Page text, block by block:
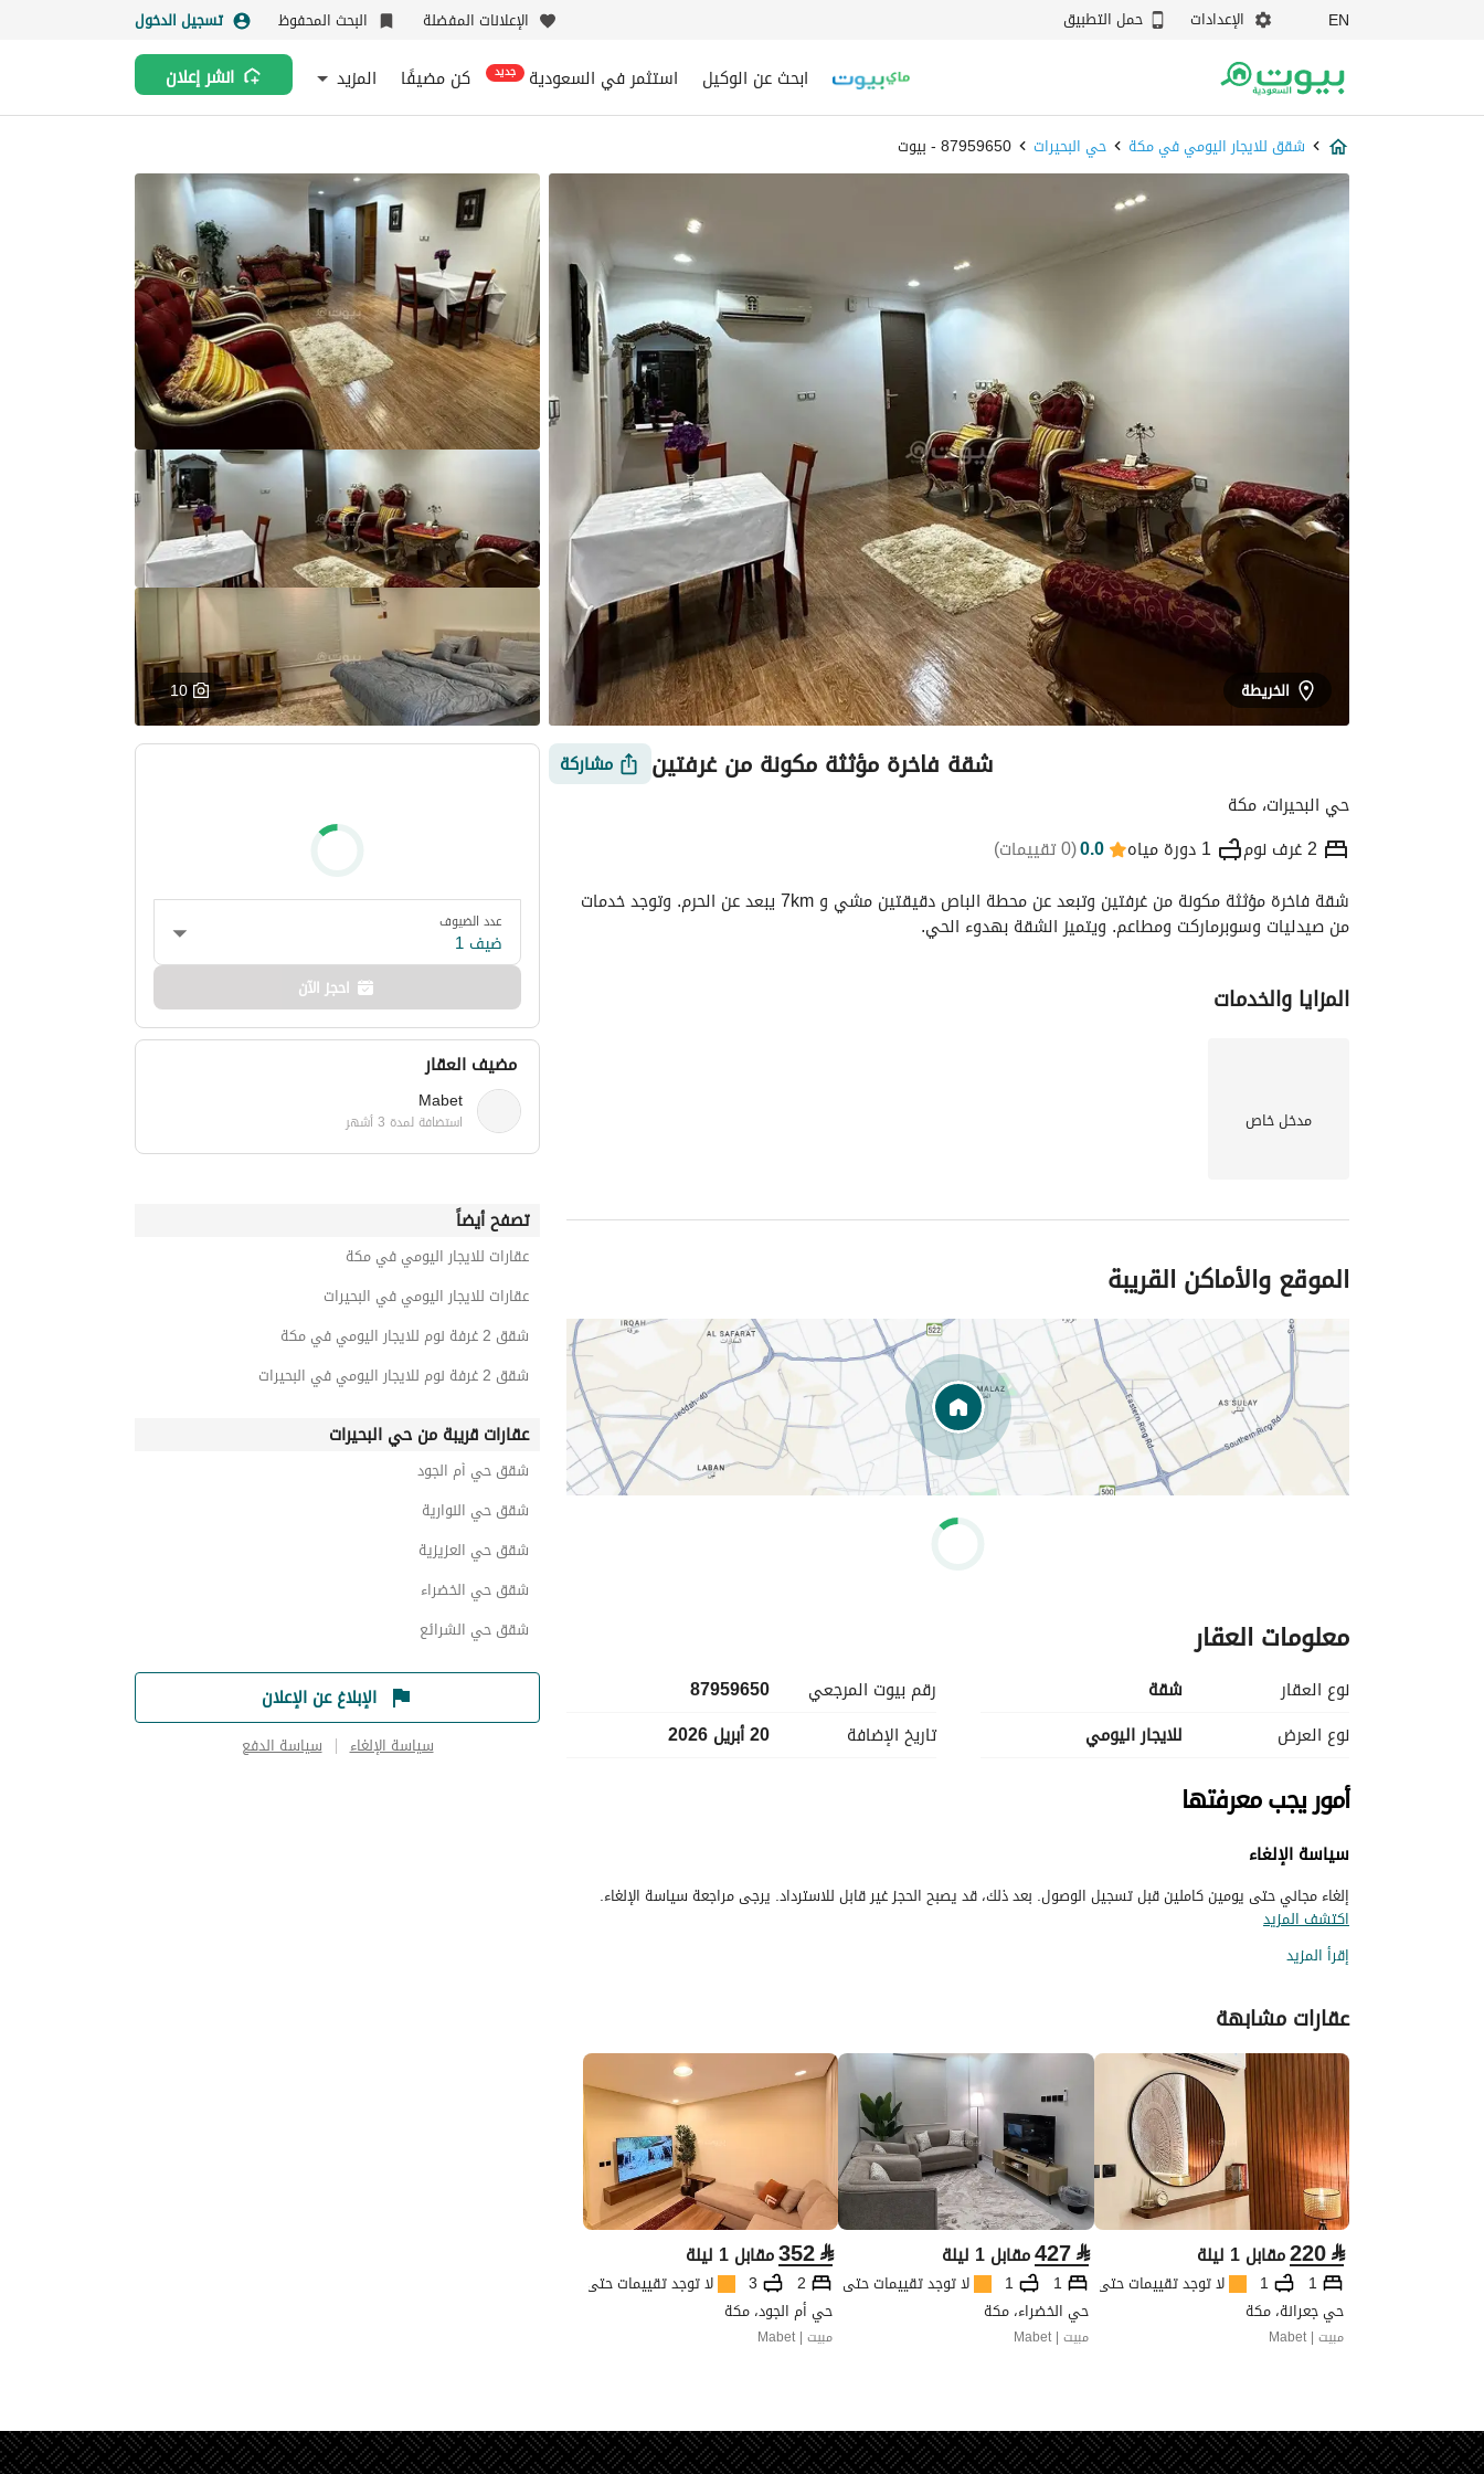
EN الإعدادات حمل التطبيق الإعلانات المفضلة البحث المحفوظ تسجيل الدخول
ابحث عن الوكيل استثمر في السعودية جديد كن مضيفًا المزيد انشر إعلان
شقق للايجار اليومي في مكة حي البحيرات 87959650 - بيوت
الخريطة 10
شقة فاخرة مؤثثة مكونة من غرفتين
مشاركة
حي البحيرات، مكة
2 غرف نوم 1 دورة مياه 0.0
(0 تقييمات )
التفاصيل الموقع والأماكن القريبة معلومات وزارة السياحة أمور يجب معرفتها من صيدليات وسوبرماركت ومطاعم. ويتميز الشقة بهدوء الحي.
المزايا والخدمات
مدخل خاص
الموقع والأماكن القريبة
معلومات العقار
نوع العقار
شقة
نوع العرض
للايجار اليومي
رقم بيوت المرجعي
87959650
تاريخ الإضافة
20 أبريل 2026
أمور يجب معرفتها
سياسة الإلغاء
إلغاء مجاني حتى يومين كاملين قبل تسجيل الوصول. بعد ذلك، قد يصبح الحجز غير قابل للاسترداد. يرجى مراجعة سياسة الإلغاء.
اكتشف المزيد
إقرأ المزيد
عقارات مشابهة
⃁
220مقابل 1 ليلة
1
1
لا توجد تقييمات حتى الآن
حي جعرانة، مكة
مبيت | Mabet
⃁
427مقابل 1 ليلة
1
1
لا توجد تقييمات حتى الآن
حي الخضراء، مكة
مبيت | Mabet
⃁
352مقابل 1 ليلة
2
3
لا توجد تقييمات حتى الآن
حي أم الجود، مكة
مبيت | Mabet
عدد الضيوف
ضيف 1
احجز الآن
مضيف العقار
Mabet
استضافة لمدة 3 أشهر
تصفح أيضاً
عقارات للايجار اليومي في مكة
عقارات للايجار اليومي في البحيرات
شقق 2 غرفة نوم للايجار اليومي في مكة
شقق 2 غرفة نوم للايجار اليومي في البحيرات
عقارات قريبة من حي البحيرات
شقق حي أم الجود
شقق حي النوارية
شقق حي العزيزية
شقق حي الخضراء
شقق حي الشرائع
الإبلاغ عن الإعلان
سياسة الإلغاء سياسة الدفع